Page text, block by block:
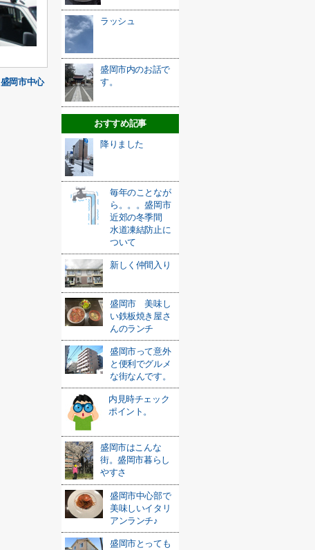
盛岡市中心
ラッシュ
盛岡市内のお話で
す。
おすすめ記事
降りました
毎年のことなが
ら。。。盛岡市
近郊の冬季間
水道凍結防止に
ついて
新しく仲間入り
盛岡市 美味し
い鉄板焼き屋さ
んのランチ
盛岡市って意外
と便利でグルメ
な街なんです。
内見時チェック
ポイント。
盛岡市はこんな
街。盛岡市暮らし
やすさ
盛岡市中心部で
美味しいイタリ
アンランチ♪
盛岡市とっても